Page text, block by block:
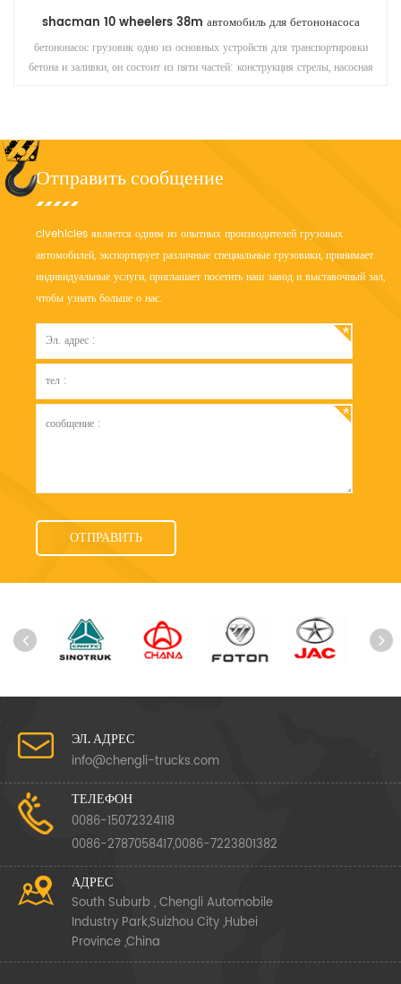
Автобетононасосы должны выдвигать требования по безопасности,
механическим характеристикам, производителям послепродажное
Отправить сообщение
clvehicles является одним из опытных производителей грузовых
автомобилей, экспортирует различные специальные грузовики, принимает
индивидуальные услуги, приглашает посетить наш завод и выставочный зал,
чтобы узнать больше о нас.
ЭЛ. АДРЕС
info@chengli-trucks.com
ТЕЛЕФОН
0086-15072324118
0086-2787058417,0086-7223801382
АДРЕС
South Suburb , Chengli Automobile
Industry Park,Suizhou City ,Hubei
Province ,China